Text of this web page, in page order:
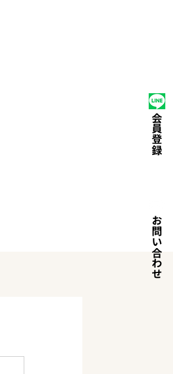
会員登録
お問い合わせ